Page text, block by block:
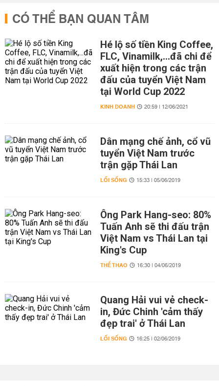
CÓ THỂ BẠN QUAN TÂM
Hé lộ số tiền King Coffee,
FLC, Vinamilk,...đã chi để
xuất hiện trong các trận
đấu của tuyển Việt Nam
tại World Cup 2022
KINH DOANH 20:59 | 12/06/2021
Dân mạng chế ảnh, cổ vũ
tuyển Việt Nam trước
trận gặp Thái Lan
LỐI SỐNG 15:33 | 05/06/2019
Ông Park Hang-seo: 80%
Tuấn Anh sẽ thi đấu trận
Việt Nam vs Thái Lan tại
King's Cup
THỂ THAO 16:30 | 04/06/2019
Quang Hải vui vẻ check-
in, Đức Chinh 'cảm thấy
đẹp trai' ở Thái Lan
LỐI SỐNG 16:25 | 02/06/2019